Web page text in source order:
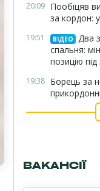
20:09 Пообіцяв
за кордон:
19:51 ВІДЕО
Два
спальня:
позицію
19:38 Борець за
ВАКАНСІЇ